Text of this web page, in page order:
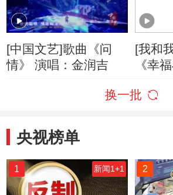
[中国文艺]歌曲《问
情》 演唱：金润吉
[我和
《幸
换一批
央视榜单
1 新闻1+1 2